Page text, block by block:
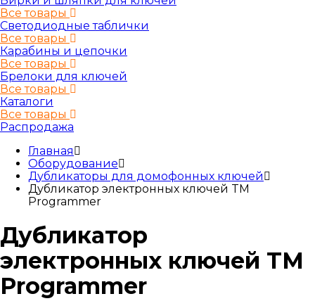
Все товары
Светодиодные таблички
Все товары
Карабины и цепочки
Все товары
Брелоки для ключей
Все товары
Каталоги
Все товары
Распродажа
Главная
Оборудование
Дубликаторы для домофонных ключей
Дубликатор электронных ключей TM
Programmer
Дубликатор
электронных ключей TM
Programmer